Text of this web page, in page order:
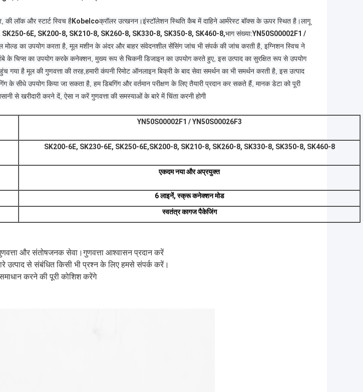
की लॉक और स्टार्ट स्विच हैKobelcoक्रॉलर उत्खनन।इंस्टॉलेशन स्थिति कैब में दाहिने आर्मरेस्ट बॉक्स के ऊपर स्थित है।लागू
SK250-6E, SK200-8, SK210-8, SK260-8, SK330-8, SK350-8, SK460-8,भाग संख्या:YN50S00002F1 /
मोल्ड का उपयोग करता है, मूल मशीन के अंदर और बाहर संवेदनशील सेंसिंग जांच भी संपर्क की जांच करती है, इग्निशन स्विच ने
के चिप्स का उपयोग करके कनेक्शन, मुख्य रूप से चिकनी डिजाइन का उपयोग करते हुए, इस उत्पाद का सुरक्षित रूप से उपयोग
गया है मूल की गुणवत्ता की तरह,हमारी कंपनी रिमोट ऑनलाइन बिक्री के बाद सेवा समर्थन का भी समर्थन करती है, इस उत्पाद
के सीधे उपयोग किया जा सकता है, हम डिबगिंग और वर्तमान परीक्षण के लिए तैयारी प्रदान कर सकते हैं, मानक डेटा को पूरी
से खरीदारी करने दें, ऐसा न करें गुणवत्ता की समस्याओं के बारे में चिंता करनी होगी
YN50S00002F1 / YN50S00026F3
SK200-6E, SK230-6E, SK250-6E,SK200-8, SK210-8, SK260-8, SK330-8, SK350-8, SK460-8
एकदम नया और अप्रयुक्त
6 लाइनें, स्क्रू कनेक्शन मोड
स्वतंत्र कागज पैकेजिंग
और संतोषजनक सेवा।गुणवत्ता आश्वासन प्रदान करें
उत्पाद से संबंधित किसी भी प्रश्न के लिए हमसे संपर्क करें।
करने की पूरी कोशिश करेंगे